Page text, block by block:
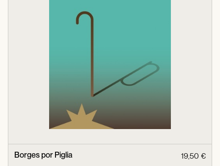
Borges por Piglia 19,50 €